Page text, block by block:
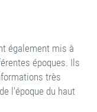
également mis à
époques. Ils
très
l'époque du haut